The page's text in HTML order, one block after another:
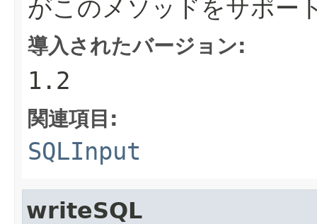
がこのメソッドをサポー
導入されたバージョン:
1.2
関連項目:
SQLInput
writeSQL